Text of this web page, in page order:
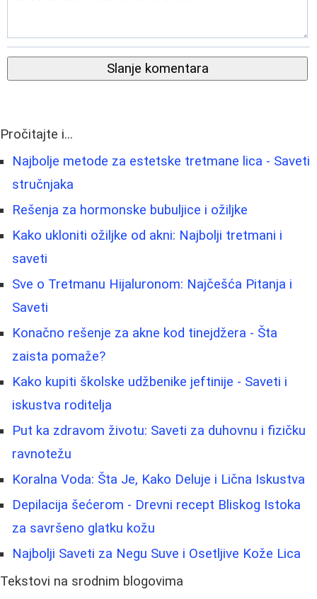
Slanje komentara
Pročitajte i...
Najbolje metode za estetske tretmane lica - Saveti
stručnjaka
Rešenja za hormonske bubuljice i ožiljke
Kako ukloniti ožiljke od akni: Najbolji tretmani i
saveti
Sve o Tretmanu Hijaluronom: Najčešća Pitanja i
Saveti
Konačno rešenje za akne kod tinejdžera - Šta
zaista pomaže?
Kako kupiti školske udžbenike jeftinije - Saveti i
iskustva roditelja
Put ka zdravom životu: Saveti za duhovnu i fizičku
ravnotežu
Koralna Voda: Šta Je, Kako Deluje i Lična Iskustva
Depilacija šećerom - Drevni recept Bliskog Istoka
za savršeno glatku kožu
Najbolji Saveti za Negu Suve i Osetljive Kože Lica
Tekstovi na srodnim blogovima